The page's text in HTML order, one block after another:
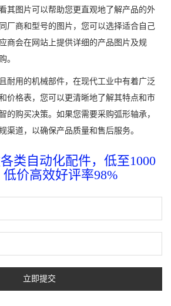
其图片可以帮助您更直观地了解产品的外
厂商和型号的图片，您可以选择适合自己
商会在网站上提供详细的产品图片及规
。
耐用的机械部件，在现代工业中有着广泛
价格表，您可以更清晰地了解其特点和市
的购买决策。如果您需要采购弧形轴承，
渠道，以确保产品质量和售后服务。
类自动化配件，低至1000
价高效好评率98%